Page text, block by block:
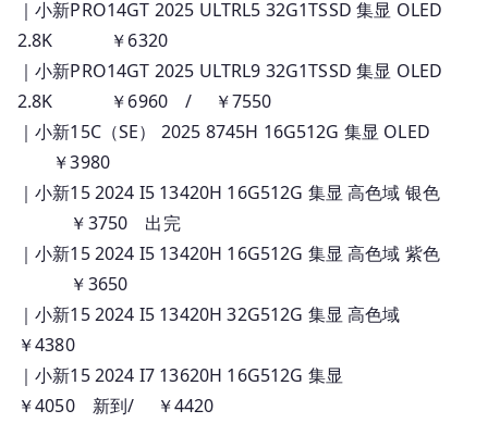
｜小新PRO14GT 2025 ULTRL5 32G1TSSD 集显 OLED
2.8K ￥6320
｜小新PRO14GT 2025 ULTRL9 32G1TSSD 集显 OLED
2.8K ￥6960 / ￥7550
｜小新15C（SE） 2025 8745H 16G512G 集显 OLED
￥3980
｜小新15 2024 I5 13420H 16G512G 集显 高色域 银色
￥3750 出完
｜小新15 2024 I5 13420H 16G512G 集显 高色域 紫色
￥3650
｜小新15 2024 I5 13420H 32G512G 集显 高色域
￥4380
｜小新15 2024 I7 13620H 16G512G 集显
￥4050 新到/ ￥4420